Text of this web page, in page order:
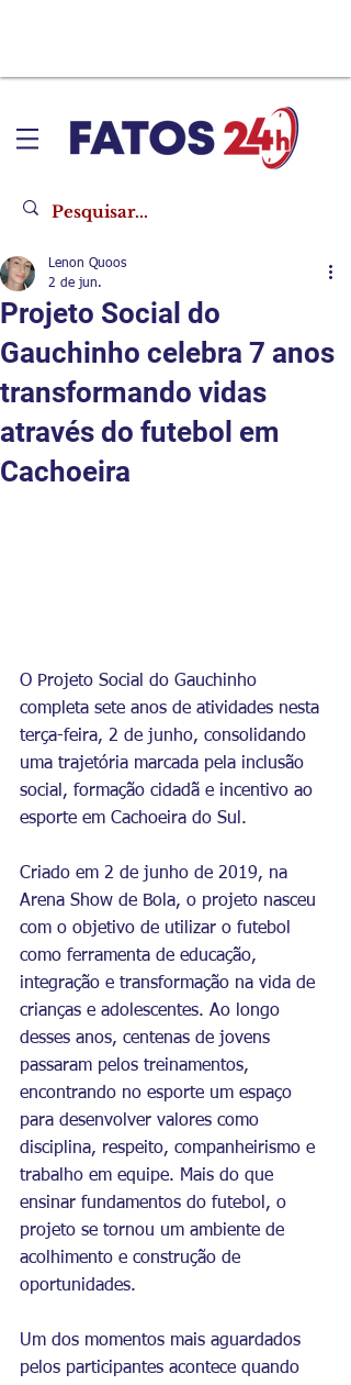
Projeto Social do
Gauchinho celebra 7 anos
transformando vidas
através do futebol em
Cachoeira
Lenon Quoos
2 de jun.
O Projeto Social do Gauchinho
completa sete anos de atividades nesta
terça-feira, 2 de junho, consolidando
uma trajetória marcada pela inclusão
social, formação cidadã e incentivo ao
esporte em Cachoeira do Sul.
Criado em 2 de junho de 2019, na
Arena Show de Bola, o projeto nasceu
com o objetivo de utilizar o futebol
como ferramenta de educação,
integração e transformação na vida de
crianças e adolescentes. Ao longo
desses anos, centenas de jovens
passaram pelos treinamentos,
encontrando no esporte um espaço
para desenvolver valores como
disciplina, respeito, companheirismo e
trabalho em equipe. Mais do que
ensinar fundamentos do futebol, o
projeto se tornou um ambiente de
acolhimento e construção de
oportunidades.
Um dos momentos mais aguardados
pelos participantes acontece quando